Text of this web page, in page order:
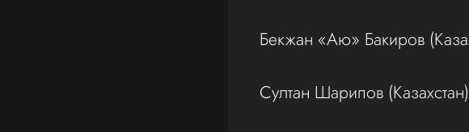
Бекжан «Аю» Бакиров
Султан Шарипов